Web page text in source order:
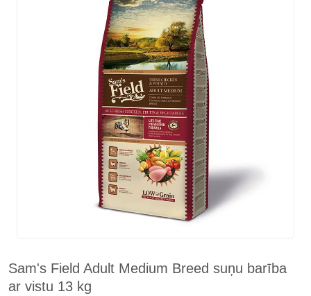
Sam's Field Adult Medium Breed suņu barība
ar vistu 13 kg